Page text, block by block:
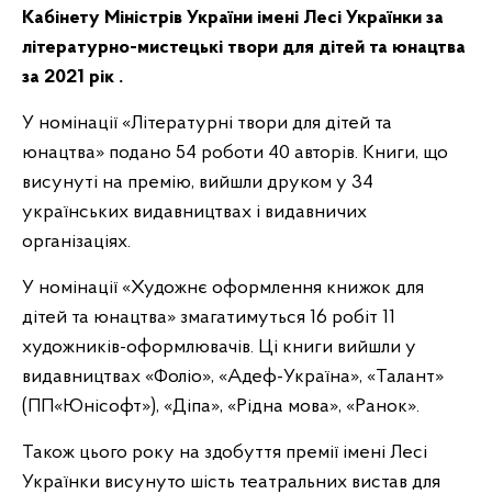
Кабінету Міністрів України імені Лесі Українки за
літературно-мистецькі твори для дітей та юнацтва
за 2021 рік .
У номінації «Літературні твори для дітей та
юнацтва» подано 54 роботи 40 авторів. Книги, що
висунуті на премію, вийшли друком у 34
українських видавництвах і видавничих
організаціях.
У номінації «Художнє оформлення книжок для
дітей та юнацтва» змагатимуться 16 робіт 11
художників-оформлювачів. Ці книги вийшли у
видавництвах «Фоліо», «Адеф-Україна», «Талант»
(ПП«Юнісофт»), «Діпа», «Рідна мова», «Ранок».
Також цього року на здобуття премії імені Лесі
Українки висунуто шість театральних вистав для